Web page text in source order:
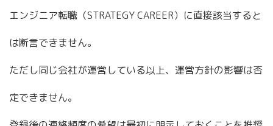
エンジニア転職（STRATEGY CAREER）に直接該当すると
は断言できません。
ただし同じ会社が運営している以上、運営方針の影響は否
定できません。